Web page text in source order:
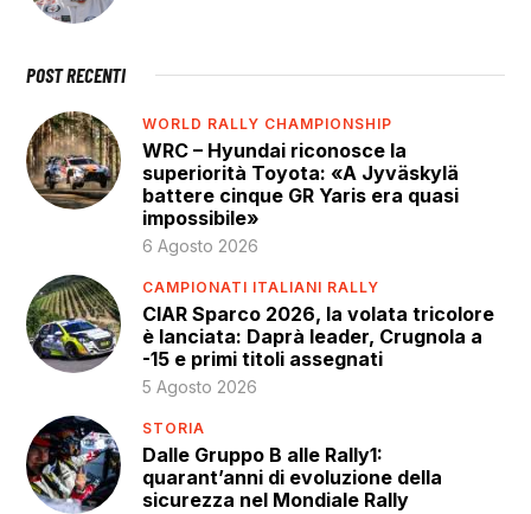
POST RECENTI
WORLD RALLY CHAMPIONSHIP
WRC – Hyundai riconosce la
superiorità Toyota: «A Jyväskylä
battere cinque GR Yaris era quasi
impossibile»
6 Agosto 2026
CAMPIONATI ITALIANI RALLY
CIAR Sparco 2026, la volata tricolore
è lanciata: Daprà leader, Crugnola a
-15 e primi titoli assegnati
5 Agosto 2026
STORIA
Dalle Gruppo B alle Rally1:
quarant’anni di evoluzione della
sicurezza nel Mondiale Rally